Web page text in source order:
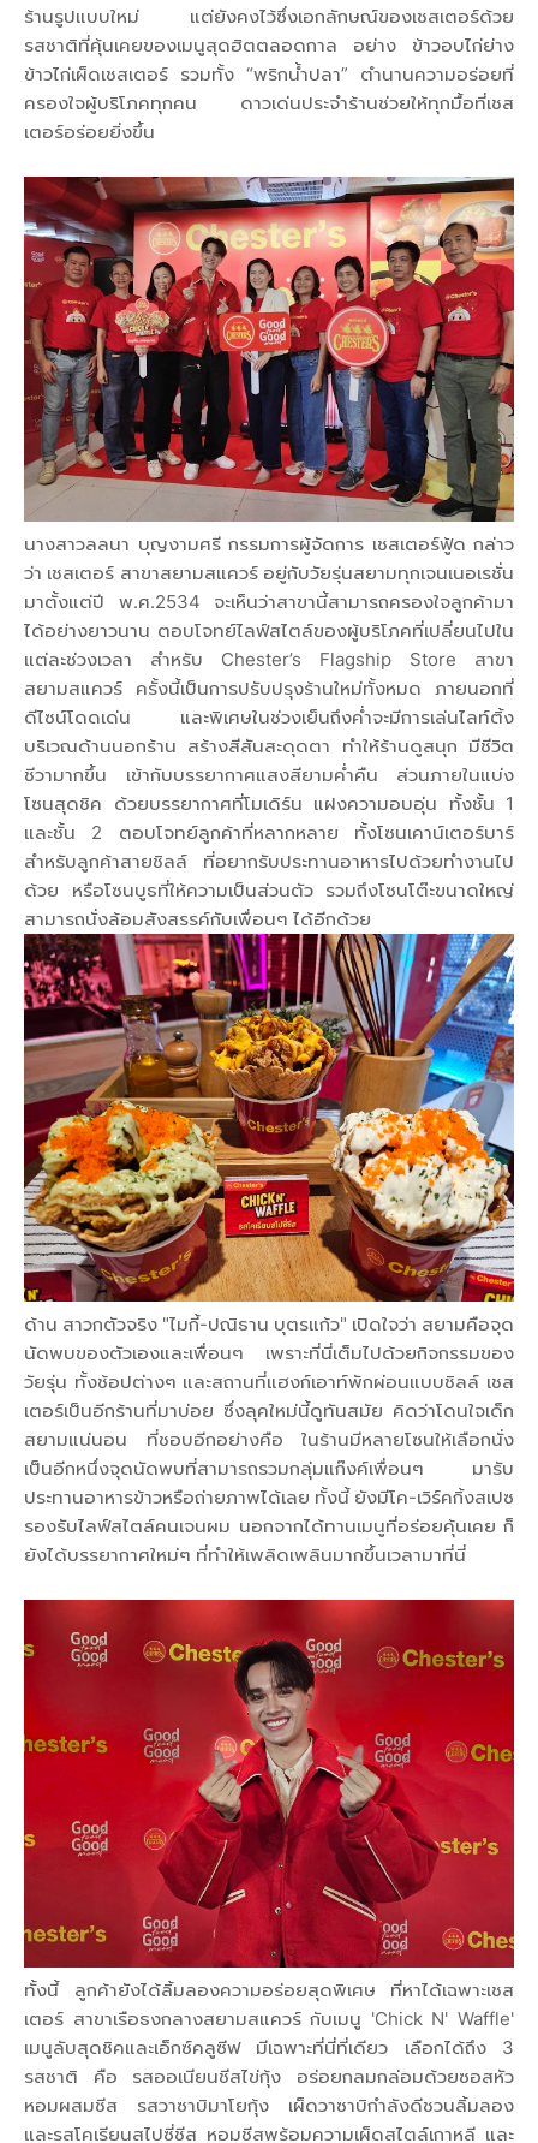
ร้านรูปแบบใหม่ แต่ยังคงไว้ซึ่งเอกลักษณ์ของเชสเตอร์ด้วย
รสชาติที่คุ้นเคยของเมนูสุดฮิตตลอดกาล อย่าง ข้าวอบไก่ย่าง
ข้าวไก่เผ็ดเชสเตอร์ รวมทั้ง “พริกน้ำปลา” ตำนานความอร่อยที่
ครองใจผู้บริโภคทุกคน ดาวเด่นประจำร้านช่วยให้ทุกมื้อที่เชส
เตอร์อร่อยยิ่งขึ้น
นางสาวลลนา บุญงามศรี กรรมการผู้จัดการ เชสเตอร์ฟู้ด กล่าว
ว่า เชสเตอร์ สาขาสยามสแควร์ อยู่กับวัยรุ่นสยามทุกเจนเนอเรชั่น
มาตั้งแต่ปี พ.ศ.2534 จะเห็นว่าสาขานี้สามารถครองใจลูกค้ามา
ได้อย่างยาวนาน ตอบโจทย์ไลฟ์สไตล์ของผู้บริโภคที่เปลี่ยนไปใน
แต่ละช่วงเวลา สำหรับ Chester’s Flagship Store สาขา
สยามสแควร์ ครั้งนี้เป็นการปรับปรุงร้านใหม่ทั้งหมด ภายนอกที่
ดีไซน์โดดเด่น และพิเศษในช่วงเย็นถึงค่ำจะมีการเล่นไลท์ติ้ง
บริเวณด้านนอกร้าน สร้างสีสันสะดุดตา ทำให้ร้านดูสนุก มีชีวิต
ชีวามากขึ้น เข้ากับบรรยากาศแสงสียามค่ำคืน ส่วนภายในแบ่ง
โซนสุดชิค ด้วยบรรยากาศที่โมเดิร์น แฝงความอบอุ่น ทั้งชั้น 1
และชั้น 2 ตอบโจทย์ลูกค้าที่หลากหลาย ทั้งโซนเคาน์เตอร์บาร์
สำหรับลูกค้าสายชิลล์ ที่อยากรับประทานอาหารไปด้วยทำงานไป
ด้วย หรือโซนบูธที่ให้ความเป็นส่วนตัว รวมถึงโซนโต๊ะขนาดใหญ่
สามารถนั่งล้อมสังสรรค์กับเพื่อนๆ ได้อีกด้วย
ด้าน สาวกตัวจริง "ไมกี้-ปณิธาน บุตรแก้ว" เปิดใจว่า สยามคือจุด
นัดพบของตัวเองและเพื่อนๆ เพราะที่นี่เต็มไปด้วยกิจกรรมของ
วัยรุ่น ทั้งช้อปต่างๆ และสถานที่แฮงก์เอาท์พักผ่อนแบบชิลล์ เชส
เตอร์เป็นอีกร้านที่มาบ่อย ซึ่งลุคใหม่นี้ดูทันสมัย คิดว่าโดนใจเด็ก
สยามแน่นอน ที่ชอบอีกอย่างคือ ในร้านมีหลายโซนให้เลือกนั่ง
เป็นอีกหนึ่งจุดนัดพบที่สามารถรวมกลุ่มแก๊งค์เพื่อนๆ มารับ
ประทานอาหารข้าวหรือถ่ายภาพได้เลย ทั้งนี้ ยังมีโค-เวิร์คกิ้งสเปซ
รองรับไลฟ์สไตล์คนเจนผม นอกจากได้ทานเมนูที่อร่อยคุ้นเคย ก็
ยังได้บรรยากาศใหม่ๆ ที่ทำให้เพลิดเพลินมากขึ้นเวลามาที่นี่
ทั้งนี้ ลูกค้ายังได้ลิ้มลองความอร่อยสุดพิเศษ ที่หาได้เฉพาะเชส
เตอร์ สาขาเรือธงกลางสยามสแควร์ กับเมนู 'Chick N' Waffle'
เมนูลับสุดชิคและเอ็กซ์คลูซีฟ มีเฉพาะที่นี่ที่เดียว เลือกได้ถึง 3
รสชาติ คือ รสออเนียนชีสไข่กุ้ง อร่อยกลมกล่อมด้วยซอสหัว
หอมผสมชีส รสวาซาบิมาโยกุ้ง เผ็ดวาซาบิกำลังดีชวนลิ้มลอง
และรสโคเรียนสไปซี่ชีส หอมชีสพร้อมความเผ็ดสไตล์เกาหลี และ